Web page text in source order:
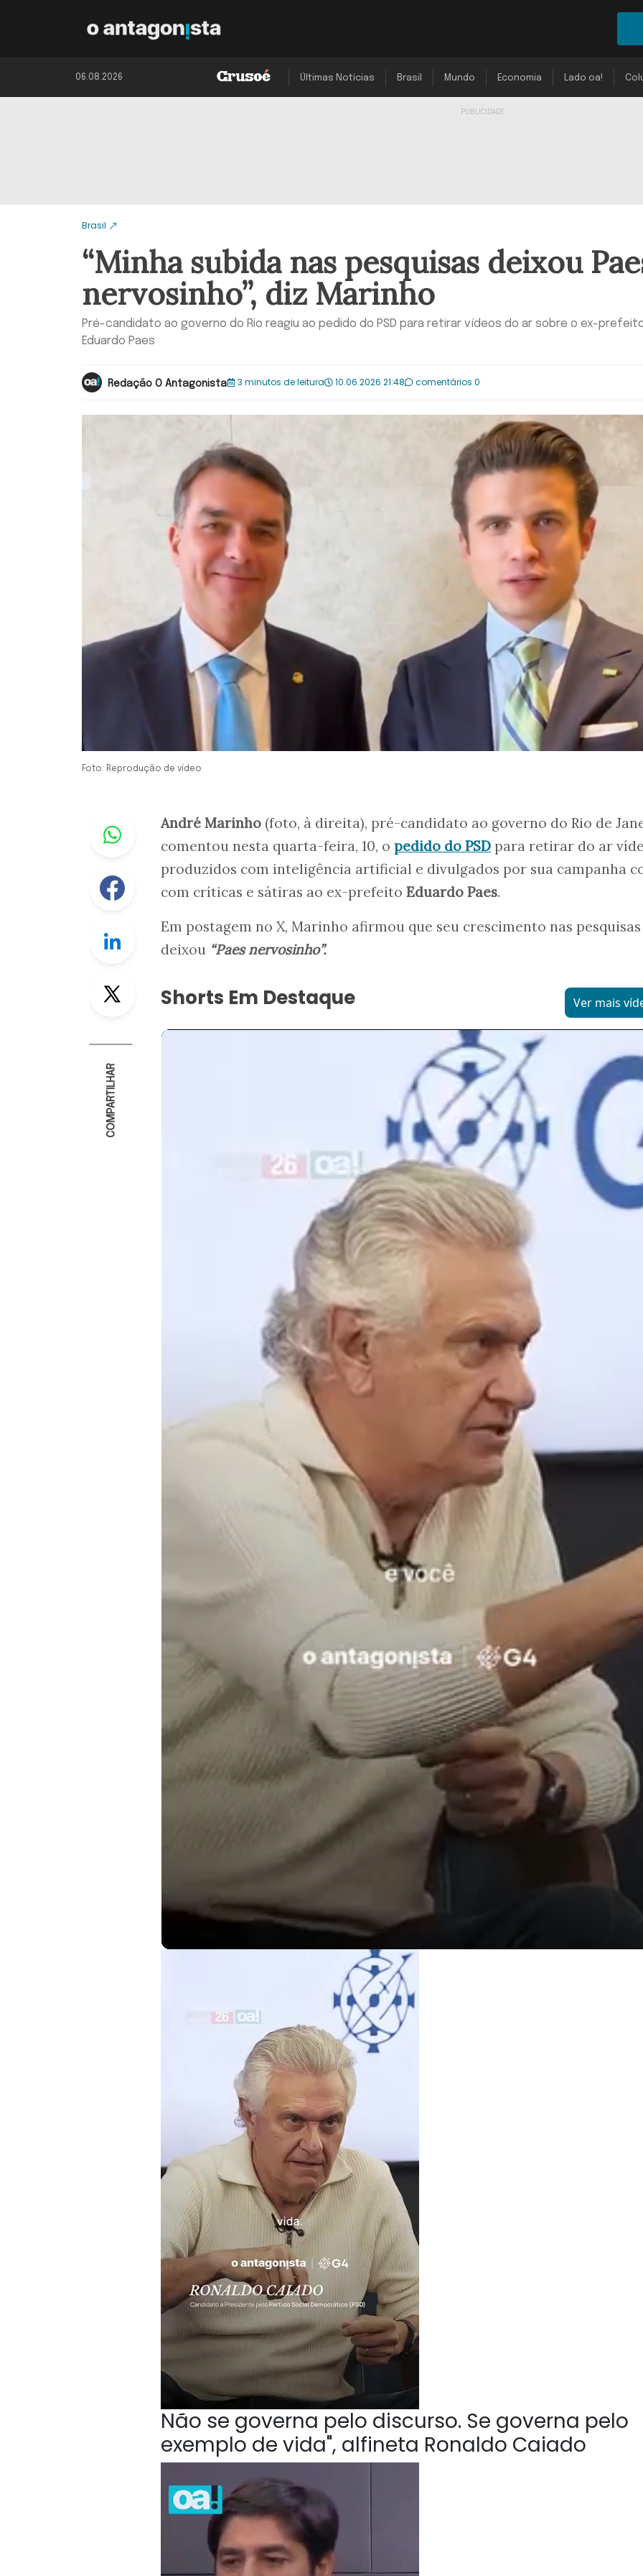
06.08.2026 Últimas Notícias Brasil Mundo Economia Lado oa!
Brasil
“Minha subida nas pesquisas deixou
nervosinho”, diz Marinho
Pré-candidato ao governo do Rio reagiu ao pedido do PSD para retirar vídeos do ar sobre o ex-
Eduardo Paes
Redação O Antagonista 3 minutos de leitura 10.06.2026 21:48 comentários 0
Foto: Reprodução de vídeo
Whastapp
Facebook
Linkedin
COMPARTILHAR
André Marinho (foto, à direita), pré-candidato ao governo do Rio de
comentou nesta quarta-feira, 10, o pedido do PSD para retirar do ar
produzidos com inteligência artificial e divulgados por sua campanha
com críticas e sátiras ao ex-prefeito Eduardo Paes.
Em postagem no X, Marinho afirmou que seu crescimento nas pesquisas
deixou “Paes nervosinho”.
Shorts Em Destaque Ver mais
Não se governa pelo discurso. Se governa pelo
exemplo de vida", alfineta Ronaldo Caiado